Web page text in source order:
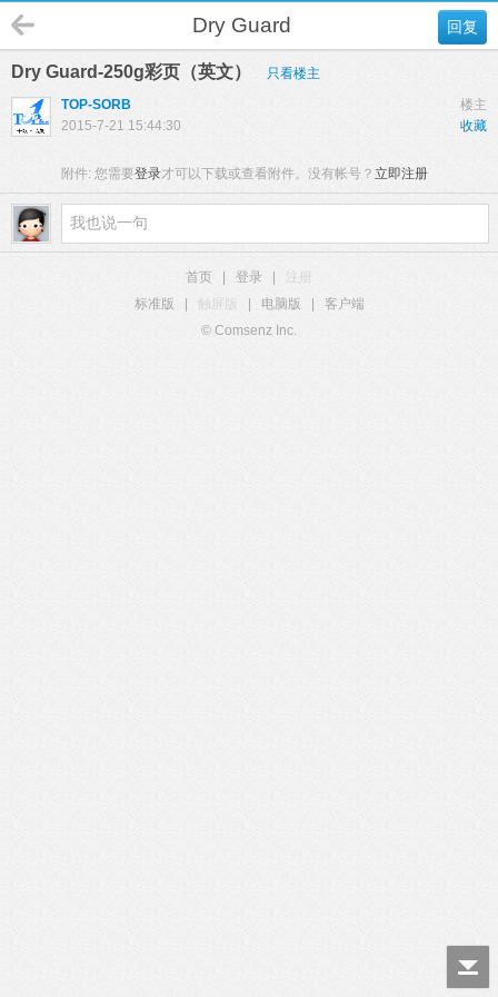
回复
Dry Guard
Dry Guard-250g彩页（英文）
只看楼主
楼主
TOP-SORB
收藏
2015-7-21 15:44:30
附件: 您需要登录才可以下载或查看附件。没有帐号？ 立即注册
首页 登录
注册
标准版
触屏版 电脑版
客户端
© Comsenz Inc.